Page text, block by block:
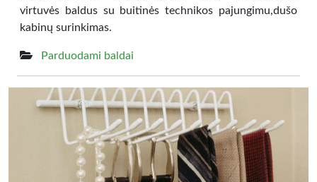
virtuvės baldus su buitinės technikos pajungimu,dušo
kabinų surinkimas.
Parduodami baldai